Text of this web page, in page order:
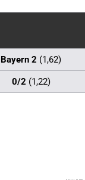
Bayern 2 (1,62)
0/2 (1,22)